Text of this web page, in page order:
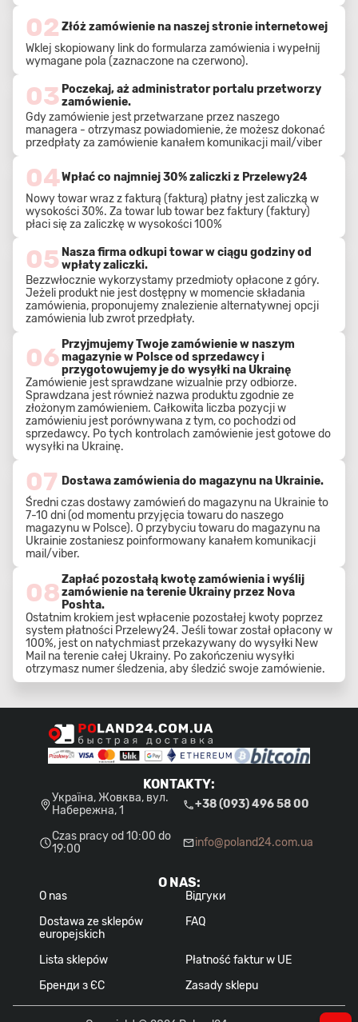
02 Złóż zamówienie na naszej stronie internetowej
Wklej skopiowany link do formularza zamówienia i wypełnij
wymagane pola (zaznaczone na czerwono).
03 Poczekaj, aż administrator portalu przetworzy
zamówienie.
Gdy zamówienie jest przetwarzane przez naszego
managera - otrzymasz powiadomienie, że możesz dokonać
przedpłaty za zamówienie kanałem komunikacji mail/viber
04Wpłać co najmniej 30% zaliczki z Przelewy24
Nowy towar wraz z fakturą (fakturą) płatny jest zaliczką w
wysokości 30%. Za towar lub towar bez faktury (faktury)
płaci się za zaliczkę w wysokości 100%
05 Nasza firma odkupi towar w ciągu godziny od
wpłaty zaliczki.
Bezzwłocznie wykorzystamy przedmioty opłacone z góry.
Jeżeli produkt nie jest dostępny w momencie składania
zamówienia, proponujemy znalezienie alternatywnej opcji
zamówienia lub zwrot przedpłaty.
06 Przyjmujemy Twoje zamówienie w naszym
magazynie w Polsce od sprzedawcy i
przygotowujemy je do wysyłki na Ukrainę
Zamówienie jest sprawdzane wizualnie przy odbiorze.
Sprawdzana jest również nazwa produktu zgodnie ze
złożonym zamówieniem. Całkowita liczba pozycji w
zamówieniu jest porównywana z tym, co pochodzi od
sprzedawcy. Po tych kontrolach zamówienie jest gotowe do
wysyłki na Ukrainę.
07 Dostawa zamówienia do magazynu na Ukrainie.
Średni czas dostawy zamówień do magazynu na Ukrainie to
7-10 dni (od momentu przyjęcia towaru do naszego
magazynu w Polsce). O przybyciu towaru do magazynu na
Ukrainie zostaniesz poinformowany kanałem komunikacji
mail/viber.
08Zapłać pozostałą kwotę zamówienia i wyślij
zamówienie na terenie Ukrainy przez Nova
Poshta.
Ostatnim krokiem jest wpłacenie pozostałej kwoty poprzez
system płatności Przelewy24. Jeśli towar został opłacony w
100%, jest on natychmiast przekazywany do wysyłki New
Mail na terenie całej Ukrainy. Po zakończeniu wysyłki
otrzymasz numer śledzenia, aby śledzić swoje zamówienie.
O NAS:
O nas
Dostawa ze sklepów
europejskich
Lista sklepów
Бренди з ЄС
Відгуки
FAQ
Płatność faktur w UE
Zasady sklepu
KONTAKTY:
Україна, Жовква, вул.
Набережна, 1
Czas pracy od 10:00 do
19:00
+38 (093) 496 58 00
info@poland24.com.ua